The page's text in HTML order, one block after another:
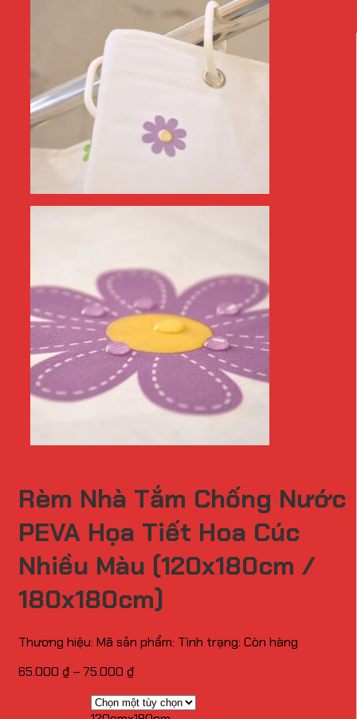
Rèm Nhà Tắm Chống Nước
PEVA Họa Tiết Hoa Cúc
Nhiều Màu (120x180cm /
180x180cm)
Thương hiệu: Mã sản phẩm: Tình trạng: Còn hàng
65.000 ₫ – 75.000 ₫Khoảng
từ